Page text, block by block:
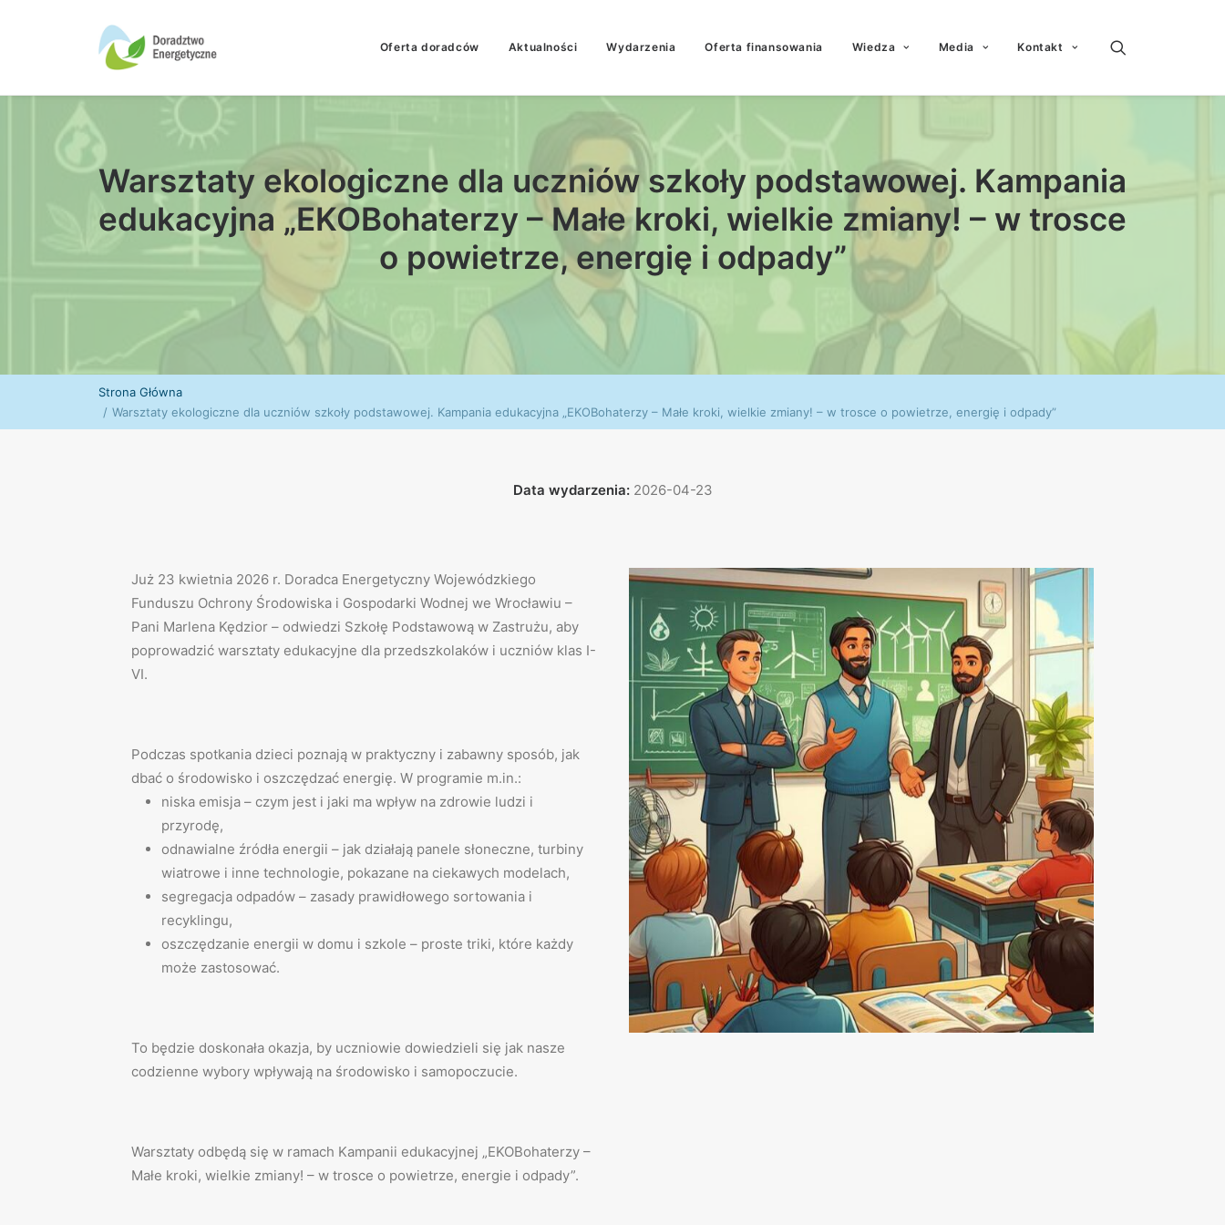
Oferta doradców Aktualności Wydarzenia Oferta finansowania Wiedza Media Kontakt
Warsztaty ekologiczne dla uczniów szkoły podstawowej. Kampania
edukacyjna „EKOBohaterzy – Małe kroki, wielkie zmiany! – w trosce
o powietrze, energię i odpady”
Strona Główna
Warsztaty ekologiczne dla uczniów szkoły podstawowej. Kampania edukacyjna „EKOBohaterzy – Małe kroki, wielkie zmiany! – w trosce o powietrze, energię i odpady”
Data wydarzenia:2026-04-23
Już 23 kwietnia 2026 r. Doradca Energetyczny Wojewódzkiego
Funduszu Ochrony Środowiska i Gospodarki Wodnej we Wrocławiu –
Pani Marlena Kędzior – odwiedzi Szkołę Podstawową w Zastrużu, aby
poprowadzić warsztaty edukacyjne dla przedszkolaków i uczniów klas I-
VI.
Podczas spotkania dzieci poznają w praktyczny i zabawny sposób, jak
dbać o środowisko i oszczędzać energię. W programie m.in.:
niska emisja – czym jest i jaki ma wpływ na zdrowie ludzi i
przyrodę,
odnawialne źródła energii – jak działają panele słoneczne, turbiny
wiatrowe i inne technologie, pokazane na ciekawych modelach,
segregacja odpadów – zasady prawidłowego sortowania i
recyklingu,
oszczędzanie energii w domu i szkole – proste triki, które każdy
może zastosować.
To będzie doskonała okazja, by uczniowie dowiedzieli się jak nasze
codzienne wybory wpływają na środowisko i samopoczucie.
Warsztaty odbędą się w ramach Kampanii edukacyjnej „EKOBohaterzy –
Małe kroki, wielkie zmiany! – w trosce o powietrze, energie i odpady”.